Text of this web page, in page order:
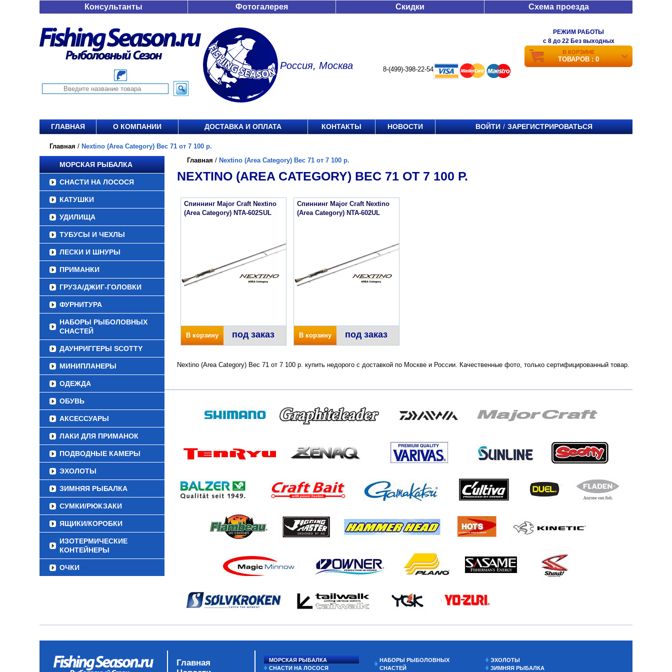
Консультанты Фотогалерея Скидки Схема проезда
Россия, Москва 8-(499)-398-22-54
РЕЖИМ РАБОТЫ
c 8 до 22 Без выходных
В КОРЗИНЕ
ТОВАРОВ : 0
ГЛАВНАЯ О КОМПАНИИ ДОСТАВКА И ОПЛАТА КОНТАКТЫ НОВОСТИ ВОЙТИ / ЗАРЕГИСТРИРОВАТЬСЯ
Главная / Nextino (Area Category) Вес 71 от 7 100 р.
МОРСКАЯ РЫБАЛКА
СНАСТИ НА ЛОСОСЯ
КАТУШКИ
УДИЛИЩА
ТУБУСЫ И ЧЕХЛЫ
ЛЕСКИ И ШНУРЫ
ПРИМАНКИ
ГРУЗА/ДЖИГ-ГОЛОВКИ
ФУРНИТУРА
НАБОРЫ РЫБОЛОВНЫХ
СНАСТЕЙ
ДАУНРИГГЕРЫ SCOTTY
МИНИПЛАНЕРЫ
ОДЕЖДА
ОБУВЬ
АКСЕССУАРЫ
ЛАКИ ДЛЯ ПРИМАНОК
ПОДВОДНЫЕ КАМЕРЫ
ЭХОЛОТЫ
ЗИМНЯЯ РЫБАЛКА
СУМКИ/РЮКЗАКИ
ЯЩИКИ/КОРОБКИ
ИЗОТЕРМИЧЕСКИЕ
КОНТЕЙНЕРЫ
ОЧКИ
Главная / Nextino (Area Category) Вес 71 от 7 100 р.
NEXTINO (AREA CATEGORY) ВЕС 71 ОТ 7 100 Р.
Спиннинг Major Craft Nextino
(Area Category) NTA-602SUL
В корзину под заказ
Спиннинг Major Craft Nextino
(Area Category) NTA-602UL
В корзину под заказ
Nextino (Area Category) Вес 71 от 7 100 р. купить недорого с доставкой по Москве и России. Качественные фото, только сертифицированный товар.
Главная
МОРСКАЯ РЫБАЛКА
СНАСТИ НА ЛОСОСЯ
НАБОРЫ РЫБОЛОВНЫХ
СНАСТЕЙ
ЭХОЛОТЫ
ЗИМНЯЯ РЫБАЛКА